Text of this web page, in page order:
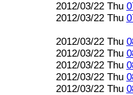
2012/03/22 Thu
2012/03/22 Thu
2012/03/22 Thu
2012/03/22 Thu
2012/03/22 Thu
2012/03/22 Thu
2012/03/22 Thu